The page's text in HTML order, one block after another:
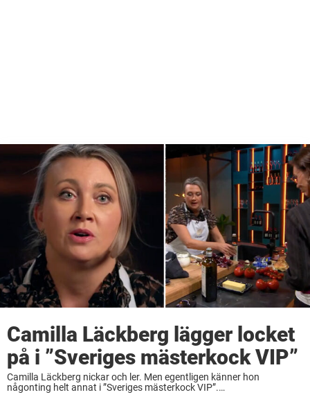
Camilla Läckberg lägger locket
på i ”Sveriges mästerkock VIP”
Camilla Läckberg nickar och ler. Men egentligen känner hon
någonting helt annat i ”Sveriges mästerkock VIP”.